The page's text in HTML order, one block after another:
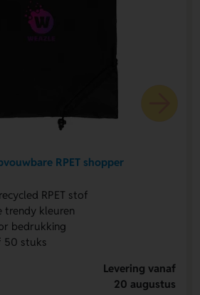
RPET shopper
RPET stof
trendy kleuren
bedrukking
50 stuks
Levering vanaf
20 augustus